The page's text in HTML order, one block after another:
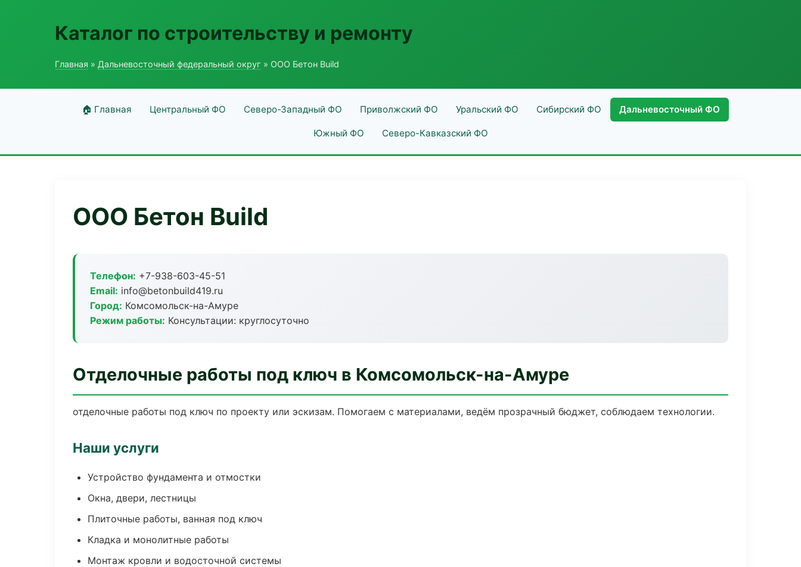
Каталог по строительству и ремонту
Главная » Дальневосточный федеральный округ » ООО Бетон Build
🏠 Главная Центральный ФО Северо-Западный ФО Приволжский ФО Уральский ФО Сибирский ФО Дальневосточный ФО
Южный ФО Северо-Кавказский ФО
ООО Бетон Build
Телефон: +7-938-603-45-51
Email: info@betonbuild419.ru
Город: Комсомольск-на-Амуре
Режим работы: Консультации: круглосуточно
Отделочные работы под ключ в Комсомольск-на-Амуре
отделочные работы под ключ по проекту или эскизам. Помогаем с материалами, ведём прозрачный бюджет, соблюдаем технологии.
Наши услуги
Устройство фундамента и отмостки
Окна, двери, лестницы
Плиточные работы, ванная под ключ
Кладка и монолитные работы
Монтаж кровли и водосточной системы